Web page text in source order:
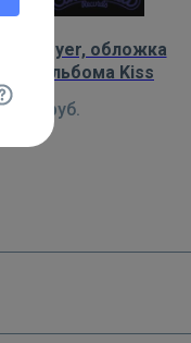
Destroyer, обложка
альбома Kiss
руб.